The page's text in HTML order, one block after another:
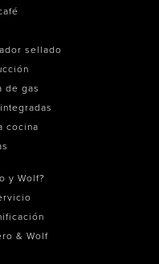
sellado
de gas
cocina
y Wolf?
& Wolf